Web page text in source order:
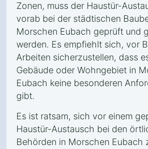
Zonen, muss der Haustür-
vorab bei der städtischen
Morschen Eubach geprüft und
werden. Es empfiehlt sich, vor
Arbeiten sicherzustellen, dass
Gebäude oder Wohngebiet in
Eubach keine besonderen
gibt.
Es ist ratsam, sich vor einem
Haustür-Austausch bei den
Behörden in Morschen Eubach